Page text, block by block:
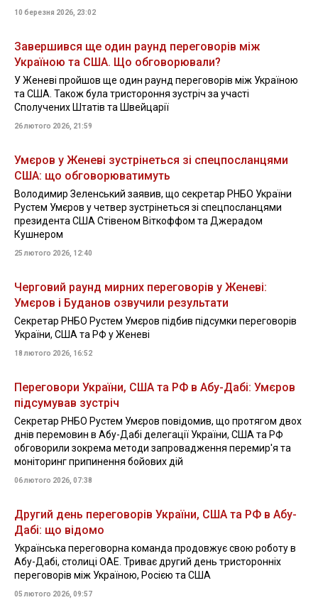
10 березня 2026, 23:02
Завершився ще один раунд переговорів між
Україною та США. Що обговорювали?
У Женеві пройшов ще один раунд переговорів між Україною
та США. Також була тристороння зустріч за участі
Сполучених Штатів та Швейцарії
26 лютого 2026, 21:59
Умєров у Женеві зустрінеться зі спецпосланцями
США: що обговорюватимуть
Володимир Зеленський заявив, що секретар РНБО України
Рустем Умєров у четвер зустрінеться зі спецпосланцями
президента США Стівеном Віткоффом та Джерадом
Кушнером
25 лютого 2026, 12:40
Черговий раунд мирних переговорів у Женеві:
Умєров і Буданов озвучили результати
Секретар РНБО Рустем Умєров підбив підсумки переговорів
України, США та РФ у Женеві
18 лютого 2026, 16:52
Переговори України, США та РФ в Абу-Дабі: Умєров
підсумував зустріч
Секретар РНБО Рустем Умєров повідомив, що протягом двох
днів перемовин в Абу-Дабі делегації України, США та РФ
обговорили зокрема методи запровадження перемир'я та
моніторинг припинення бойових дій
06 лютого 2026, 07:38
Другий день переговорів України, США та РФ в Абу-
Дабі: що відомо
Українська переговорна команда продовжує свою роботу в
Абу-Дабі, столиці ОАЕ. Триває другий день тристоронніх
переговорів між Україною, Росією та США
05 лютого 2026, 09:57